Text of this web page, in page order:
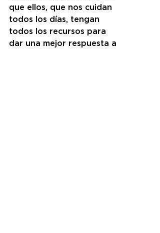
que ellos, que nos cuidan
todos los días, tengan
todos los recursos para
dar una mejor respuesta a